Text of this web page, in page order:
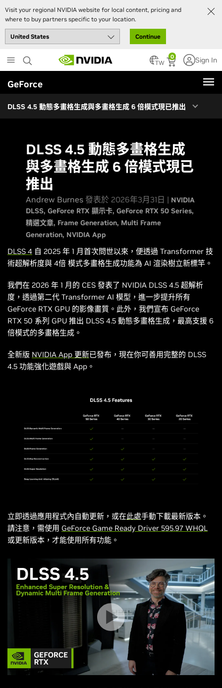
Visit your regional NVIDIA website for local content, pricing and
where to buy partners specific to your location.
Continue
to
main
content
0
TW Sign In
GeForce
DLSS 4.5 動態多畫格生成與多畫格生成 6 倍模式現已推出
DLSS 4.5 Multi Frame Generation 6X Mode
DLSS 4.5 Enhanced Frame Generation Model
DLSS 4.5 Super Resolution
玩家與媒體喜愛 DLSS 4.5
《ARC Raiders》Flashpoint 更新現已推出：透過 DLSS 4.5 再度強
化
Marvel Rivals Season 7
DLSS 4.5 動態多畫格生成
與多畫格生成 6 倍模式現已
推出
Andrew Burnes 發表於 2026年3月31日 | NVIDIA
DLSS GeForce RTX 顯示卡 GeForce RTX 50 Series
精選文章 Frame Generation Multi Frame
Generation NVIDIA App
DLSS 4 自 2025 年 1 月首次問世以來，便透過 Transformer 技
術超解析度與 4倍 模式多畫格生成功能為 AI 渲染樹立新標竿。
我們在 2026 年 1 月的 CES 發表了 NVIDIA DLSS 4.5 超解析
度，透過第二代 Transformer AI 模型，進一步提升所有
GeForce RTX GPU 的影像畫質。此外，我們宣布 GeForce
RTX 50 系列 GPU 推出 DLSS 4.5 動態多畫格生成，最高支援 6
倍模式的多畫格生成。
全新版 NVIDIA App 更新已發布，現在你可善用完整的 DLSS
4.5 功能強化遊戲與 App。
立即透過應用程式內自動更新，或在此處手動下載最新版本。
請注意，需使用 GeForce Game Ready Driver 595.97 WHQL
或更新版本，才能使用所有功能。